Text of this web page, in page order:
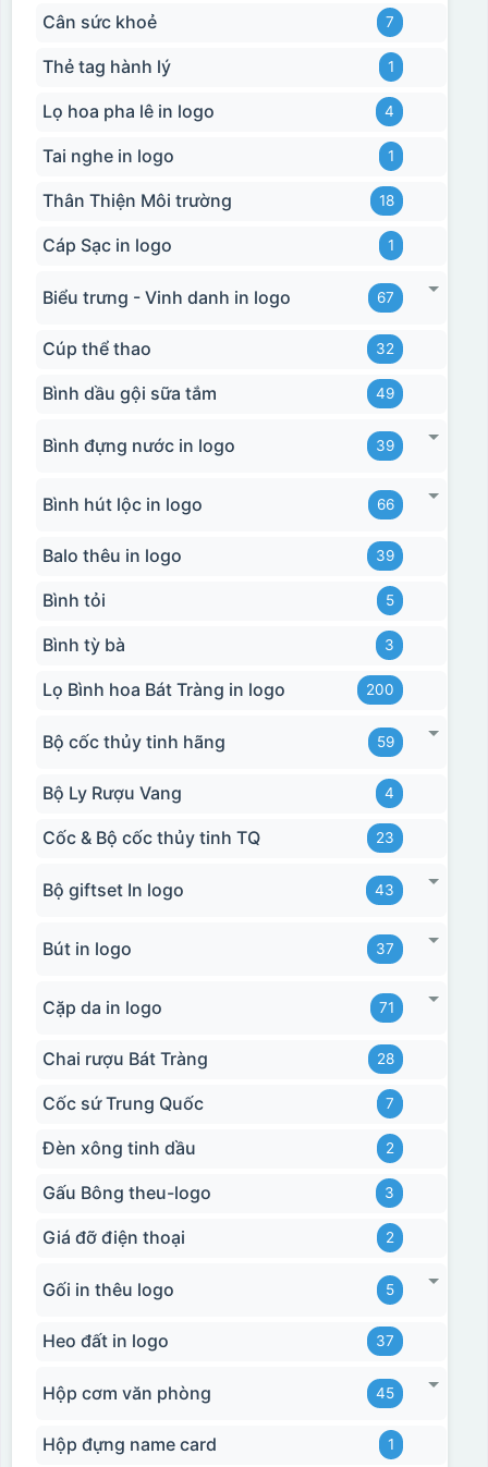
Cân sức khoẻ 7
Thẻ tag hành lý 1
Lọ hoa pha lê in logo 4
Tai nghe in logo 1
Thân Thiện Môi trường 18
Cáp Sạc in logo 1
Biểu trưng - Vinh danh in logo 67
Cúp thể thao 32
Bình dầu gội sữa tắm 49
Bình đựng nước in logo 39
Bình hút lộc in logo 66
Balo thêu in logo 39
Bình tỏi 5
Bình tỳ bà 3
Lọ Bình hoa Bát Tràng in logo 200
Bộ cốc thủy tinh hãng 59
Bộ Ly Rượu Vang 4
Cốc & Bộ cốc thủy tinh TQ 23
Bộ giftset In logo 43
Bút in logo 37
Cặp da in logo 71
Chai rượu Bát Tràng 28
Cốc sứ Trung Quốc 7
Đèn xông tinh dầu 2
Gấu Bông theu-logo 3
Giá đỡ điện thoại 2
Gối in thêu logo 5
Heo đất in logo 37
Hộp cơm văn phòng 45
Hộp đựng name card 1